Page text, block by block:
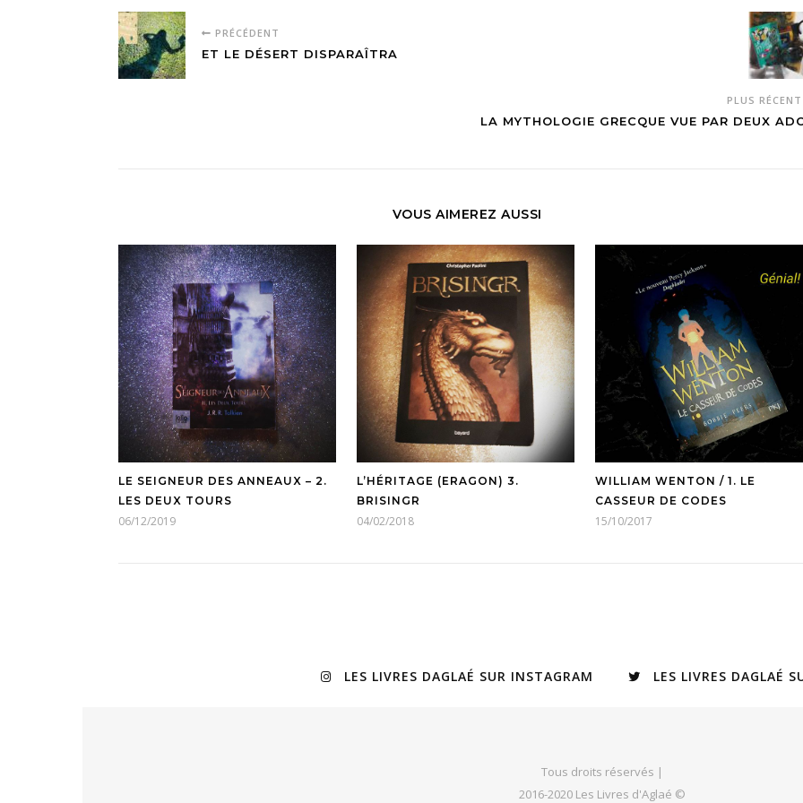
PRÉCÉDENT
ET LE DÉSERT DISPARAÎTRA
PLUS
LA MYTHOLOGIE GRECQUE VUE PAR DEUX
VOUS AIMEREZ AUSSI
LE SEIGNEUR DES ANNEAUX – 2.
LES DEUX TOURS
06/12/2019
L’HÉRITAGE (ERAGON) 3.
BRISINGR
04/02/2018
WILLIAM WENTON / 1. LE
CASSEUR DE CODES
15/10/2017
LES LIVRES DAGLAÉ SUR INSTAGRAM LES LIVRES DAGLAÉ
Tous droits réservés |
2016-2020 Les Livres d'Aglaé ©